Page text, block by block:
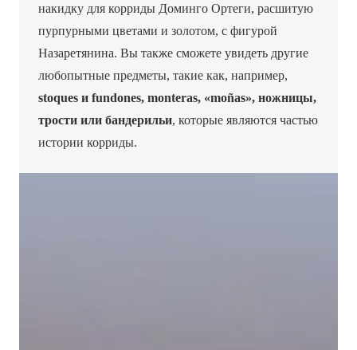
накидку для корриды Доминго Ортеги, расшитую
пурпурными цветами и золотом, с фигурой
Назаретянина. Вы также сможете увидеть другие
любопытные предметы, такие как, например,
stoques и fundones, monteras, «moñas», ножницы,
трости или бандерильи, которые являются частью
истории корриды.